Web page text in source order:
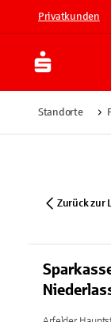
Privatkunden
Standorte
Zurück zur